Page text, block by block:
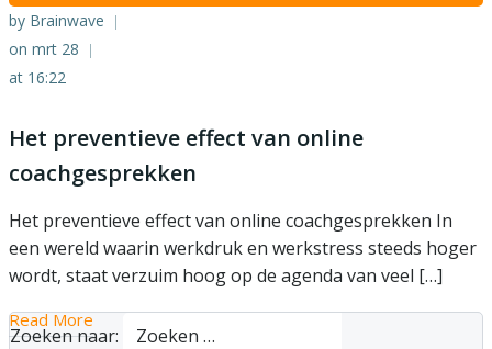
by Brainwave |
on mrt 28 |
at 16:22
Het preventieve effect van online
coachgesprekken
Het preventieve effect van online coachgesprekken In
een wereld waarin werkdruk en werkstress steeds hoger
wordt, staat verzuim hoog op de agenda van veel […]
Read More
Zoeken naar: